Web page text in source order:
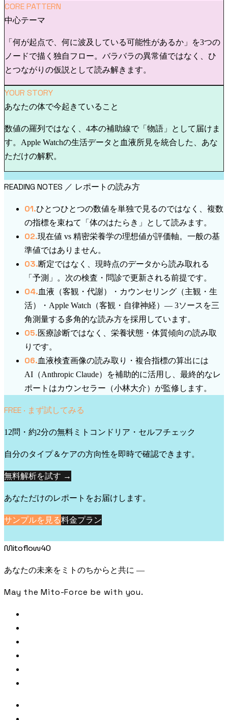
CORE PATTERN
中心テーマ
「何が起点で、何に波及している可能性があるか」を3つの
ノードで描く独自フロー。バラバラの異常値ではなく、ひ
とつながりの仮説として読み解きます。
YOUR STORY
あなたの体で今起きていること
数値の羅列ではなく、4本の補助線で「物語」として届けま
す。Apple Watchの生活データと血液所見を統合した、あな
ただけの解釈。
READING NOTES ／ レポートの読み方
01.ひとつひとつの数値を単独で見るのではなく、複数
の指標を束ねて「体のはたらき」として読みます。
02.現在値 vs 精密栄養学の理想値が評価軸。一般の基
準値ではありません。
03.断定ではなく、現時点のデータから読み取れる
「予測」。次の検査・問診で更新される前提です。
04.血液（客観・代謝）・カウンセリング（主観・生
活）・Apple Watch（客観・自律神経）— 3ソースを三
角測量する多角的な読み方を採用しています。
05.医療診断ではなく、栄養状態・体質傾向の読み取
りです。
06.血液検査画像の読み取り・複合指標の算出には
AI（Anthropic Claude）を補助的に活用し、最終的なレ
ポートはカウンセラー（小林大介）が監修します。
FREE · まず試してみる
12問・約2分の無料ミトコンドリア・セルフチェック
自分のタイプ＆ケアの方向性を即時で確認できます。
無料解析を試す →
あなただけのレポートをお届けします。
サンプルを見る料金プラン
Mitoflow40
あなたの未来をミトのちからと共に —
May the Mito-Force be with you.